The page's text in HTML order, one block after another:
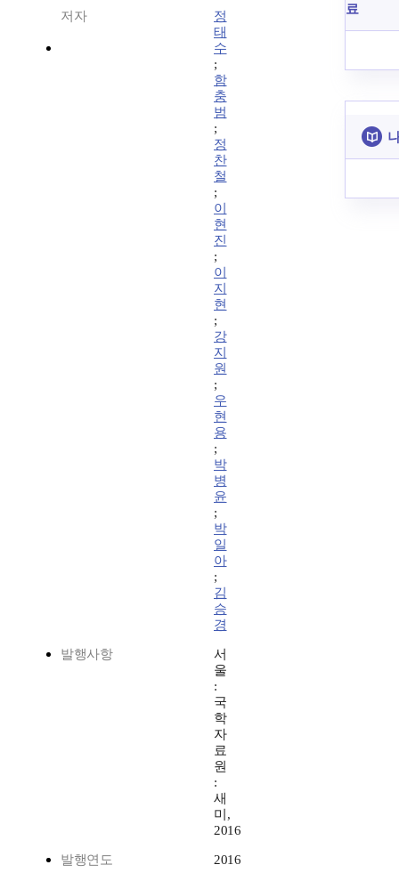
저자
정
태
수
;
함
충
범
;
정
찬
철
;
이
현
진
;
이
지
현
;
강
지
원
;
우
현
용
;
박
병
윤
;
박
일
아
;
김
승
경
발행사항
서
울
:
국
학
자
료
원
:
새
미,
2016
발행연도 2016
료